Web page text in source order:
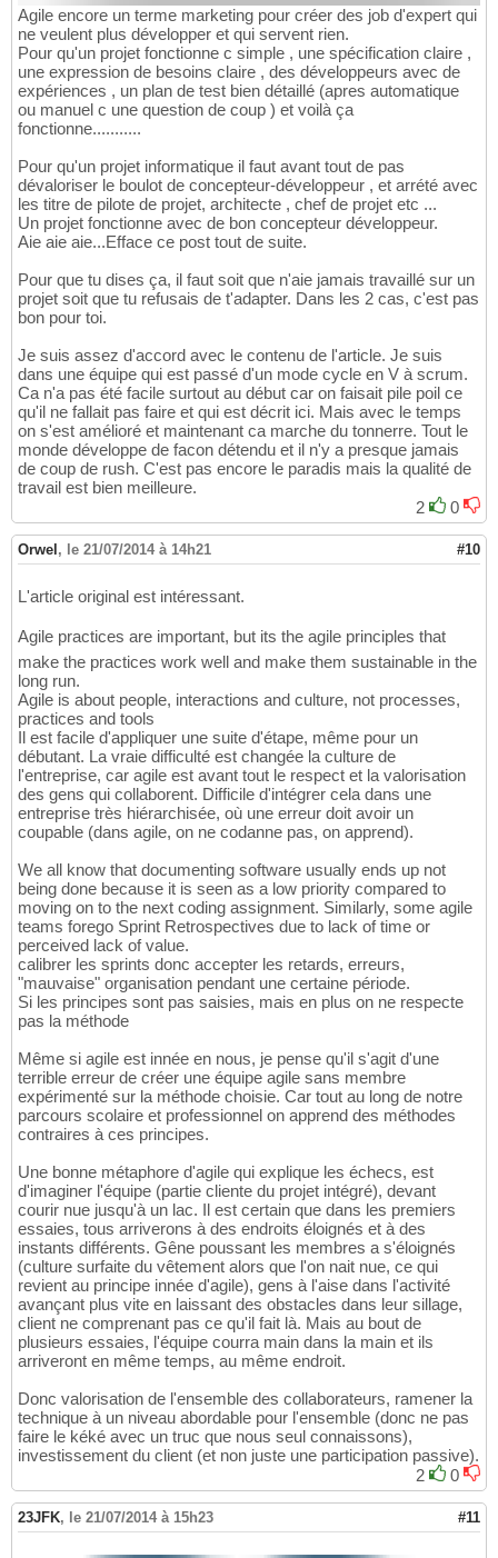
Agile encore un terme marketing pour créer des job d'expert qui
ne veulent plus développer et qui servent rien.
Pour qu'un projet fonctionne c simple , une spécification claire ,
une expression de besoins claire , des développeurs avec de
expériences , un plan de test bien détaillé (apres automatique
ou manuel c une question de coup ) et voilà ça
fonctionne...........
Pour qu'un projet informatique il faut avant tout de pas
dévaloriser le boulot de concepteur-développeur , et arrété avec
les titre de pilote de projet, architecte , chef de projet etc ...
Un projet fonctionne avec de bon concepteur développeur.
Aie aie aie...Efface ce post tout de suite.
Pour que tu dises ça, il faut soit que n'aie jamais travaillé sur un
projet soit que tu refusais de t'adapter. Dans les 2 cas, c'est pas
bon pour toi.
Je suis assez d'accord avec le contenu de l'article. Je suis
dans une équipe qui est passé d'un mode cycle en V à scrum.
Ca n'a pas été facile surtout au début car on faisait pile poil ce
qu'il ne fallait pas faire et qui est décrit ici. Mais avec le temps
on s'est amélioré et maintenant ca marche du tonnerre. Tout le
monde développe de facon détendu et il n'y a presque jamais
de coup de rush. C'est pas encore le paradis mais la qualité de
travail est bien meilleure.
2
0
Orwel , le 21/07/2014 à 14h21 #10
L'article original est intéressant.
Agile practices are important, but its the agile principles that
make the practices work well and make them sustainable in the
long run.
Agile is about people, interactions and culture, not processes,
practices and tools
Il est facile d'appliquer une suite d'étape, même pour un
débutant. La vraie difficulté est changée la culture de
l'entreprise, car agile est avant tout le respect et la valorisation
des gens qui collaborent. Difficile d'intégrer cela dans une
entreprise très hiérarchisée, où une erreur doit avoir un
coupable (dans agile, on ne codanne pas, on apprend).
We all know that documenting software usually ends up not
being done because it is seen as a low priority compared to
moving on to the next coding assignment. Similarly, some agile
teams forego Sprint Retrospectives due to lack of time or
perceived lack of value.
calibrer les sprints donc accepter les retards, erreurs,
"mauvaise" organisation pendant une certaine période.
Si les principes sont pas saisies, mais en plus on ne respecte
pas la méthode
Même si agile est innée en nous, je pense qu'il s'agit d'une
terrible erreur de créer une équipe agile sans membre
expérimenté sur la méthode choisie. Car tout au long de notre
parcours scolaire et professionnel on apprend des méthodes
contraires à ces principes.
Une bonne métaphore d'agile qui explique les échecs, est
d'imaginer l'équipe (partie cliente du projet intégré), devant
courir nue jusqu'à un lac. Il est certain que dans les premiers
essaies, tous arriverons à des endroits éloignés et à des
instants différents. Gêne poussant les membres a s'éloignés
(culture surfaite du vêtement alors que l'on nait nue, ce qui
revient au principe innée d'agile), gens à l'aise dans l'activité
avançant plus vite en laissant des obstacles dans leur sillage,
client ne comprenant pas ce qu'il fait là. Mais au bout de
plusieurs essaies, l'équipe courra main dans la main et ils
arriveront en même temps, au même endroit.
Donc valorisation de l'ensemble des collaborateurs, ramener la
technique à un niveau abordable pour l'ensemble (donc ne pas
faire le kéké avec un truc que nous seul connaissons),
investissement du client (et non juste une participation passive).
2
0
23JFK, le 21/07/2014 à 15h23 #11